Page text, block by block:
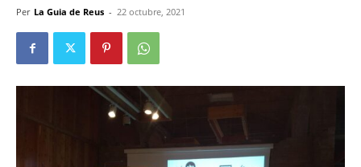
Per La Guia de Reus - 22 octubre, 2021